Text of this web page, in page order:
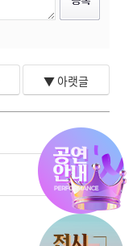
▼ 아랫글